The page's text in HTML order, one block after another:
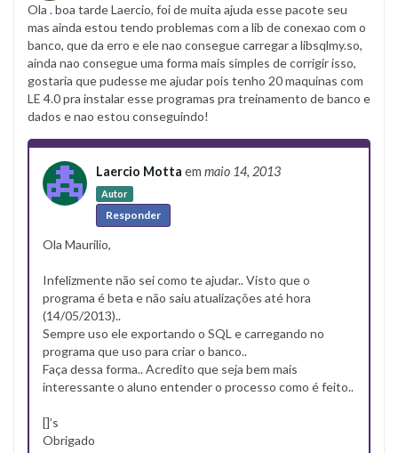
Ola . boa tarde Laercio, foi de muita ajuda esse pacote seu
mas ainda estou tendo problemas com a lib de conexao com o
banco, que da erro e ele nao consegue carregar a libsqlmy.so,
ainda nao consegue uma forma mais simples de corrigir isso,
gostaria que pudesse me ajudar pois tenho 20 maquinas com
LE 4.0 pra instalar esse programas pra treinamento de banco e
dados e nao estou conseguindo!
Laercio Motta em maio 14, 2013
Autor
Responder
Ola Maurilio,
Infelizmente não sei como te ajudar.. Visto que o
programa é beta e não saiu atualizações até hora
(14/05/2013)..
Sempre uso ele exportando o SQL e carregando no
programa que uso para criar o banco..
Faça dessa forma.. Acredito que seja bem mais
interessante o aluno entender o processo como é feito..
[]’s
Obrigado